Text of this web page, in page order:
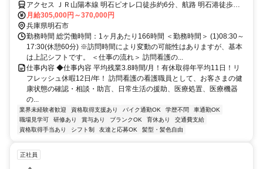
アクセス ＪＲ山陽本線 明石ピオレ口徒歩約6分、航路 明石港徒歩約6
分、山陽電鉄本線 山陽明石西出口徒歩約7分
月給305,000円～370,000円
兵庫県明石市
勤務時間 総労働時間：1ヶ月あたり166時間 ＜勤務時間＞ (1)08:30～
17:30(休憩60分) ※訪問時間により変動の可能性はありますが、基本
は上記シフトです。 ＜仕事の流れ＞ 訪問看護の...
仕事内容 ◆仕事内容 平均残業3.8時間/月！有休取得年平均11日！リ
フレッシュ休暇12日/年！ 訪問看護の看護職員として、お客さまの健
康状態の確認・相談・助言、日常生活の援助、医療処置、医療機器
の...
業界未経験者歓迎 資格取得支援あり バイク通勤OK 学歴不問
車通勤OK
職場見学可
研修あり 賞与あり ブランクOK 育休あり
交通費支給
資格取得手当あり
シフト制 友達と応募OK 髪型・髪色自由
正社員